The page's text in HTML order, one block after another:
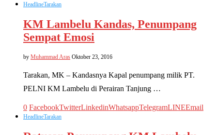
HeadlineTarakan
KM Lambelu Kandas, Penumpang
Sempat Emosi
by Muhammad Aras Oktober 23, 2016
Tarakan, MK – Kandasnya Kapal penumpang milik PT.
PELNI KM Lambelu di Perairan Tanjung …
0 FacebookTwitterLinkedinWhatsappTelegramLINEEmail
HeadlineTarakan